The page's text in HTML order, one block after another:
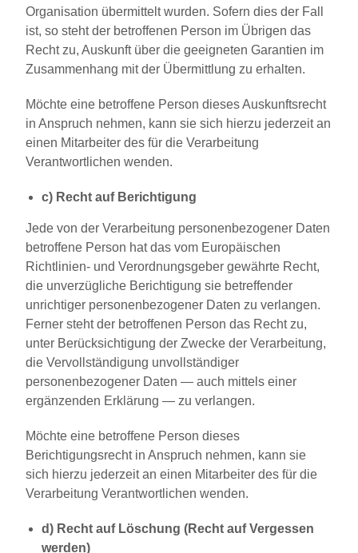
Organisation übermittelt wurden. Sofern dies der Fall
ist, so steht der betroffenen Person im Übrigen das
Recht zu, Auskunft über die geeigneten Garantien im
Zusammenhang mit der Übermittlung zu erhalten.
Möchte eine betroffene Person dieses Auskunftsrecht
in Anspruch nehmen, kann sie sich hierzu jederzeit an
einen Mitarbeiter des für die Verarbeitung
Verantwortlichen wenden.
c) Recht auf Berichtigung
Jede von der Verarbeitung personenbezogener Daten
betroffene Person hat das vom Europäischen
Richtlinien- und Verordnungsgeber gewährte Recht,
die unverzügliche Berichtigung sie betreffender
unrichtiger personenbezogener Daten zu verlangen.
Ferner steht der betroffenen Person das Recht zu,
unter Berücksichtigung der Zwecke der Verarbeitung,
die Vervollständigung unvollständiger
personenbezogener Daten — auch mittels einer
ergänzenden Erklärung — zu verlangen.
Möchte eine betroffene Person dieses
Berichtigungsrecht in Anspruch nehmen, kann sie
sich hierzu jederzeit an einen Mitarbeiter des für die
Verarbeitung Verantwortlichen wenden.
d) Recht auf Löschung (Recht auf Vergessen
werden)